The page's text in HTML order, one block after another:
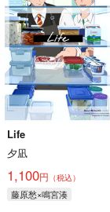
Life
夕凪
1,100円 （税込）
藤原愁×鳴宮湊